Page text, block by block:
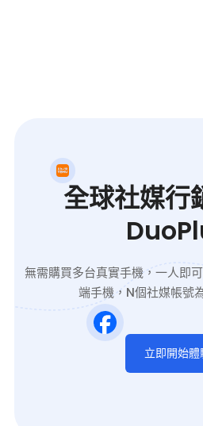
全球社媒行
無需購買多台真實手機，一人即
端手機，N個社媒帳號
立即開始體